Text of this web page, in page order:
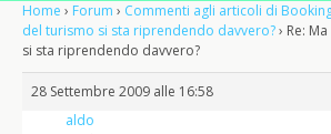
Home › Forum › Commenti agli articoli di
del turismo si sta riprendendo davvero?› Re:
si sta riprendendo davvero?
28 Settembre 2009 alle 16:58
aldo